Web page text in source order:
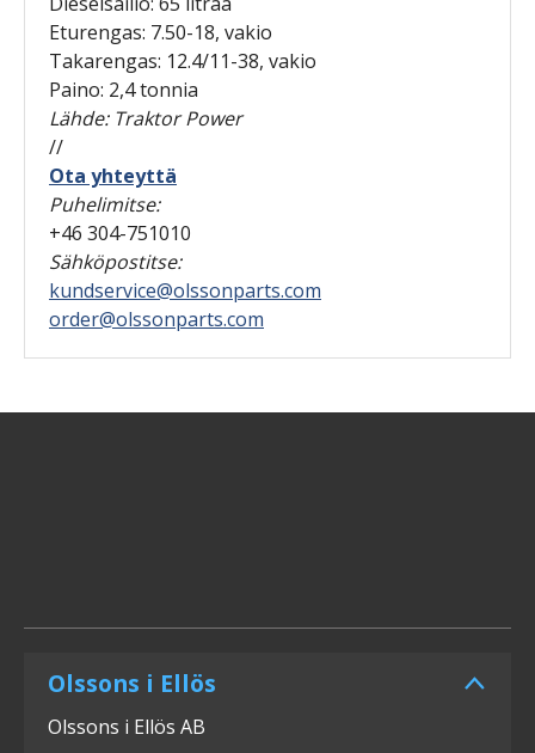
Eturengas: 7.50-18, vakio
Takarengas: 12.4/11-38, vakio
Paino: 2,4 tonnia
Lähde: Traktor Power
//
Ota yhteyttä
Puhelimitse:
+46 304-751010
Sähköpostitse:
kundservice@olssonparts.com
order@olssonparts.com
Olssons i Ellös
Olssons i Ellös AB